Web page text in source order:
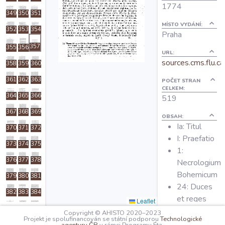
O projektu
Autoři
Nápověda
349 350 351
352 353 354
355 356357
358 359 360
361 362 363
364 365 366
367 368 369
370 371 372
373 374 375
376 377 378
379 380 381
382 383 384
385 386 387
Leaflet
1774
MÍSTO VYDÁNÍ:
Praha
URL:
POČET STRAN
CELKEM:
519
OBSAH:
Ia: Titul
I: Praefatio
1:
Necrologium
Bohemicum
24: Duces
et reges
Copyright © AHISTO 2020–2023
Projekt je spolufinancován se státní podporouTechnologické